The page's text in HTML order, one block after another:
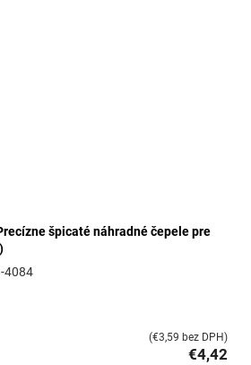
špicaté náhradné čepele pre
4084
€4,42
(€3,59 bez DPH)